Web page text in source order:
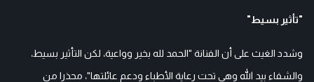
"تأثير بسيط"
وشدد الغيث على أن الفنانة "الحمد لله بخير وواعية، لكن التأثير بسيط،
والشفاء بيد الله وهي تحت رعاية الأطباء ودعم عائلتها"، محذرا من